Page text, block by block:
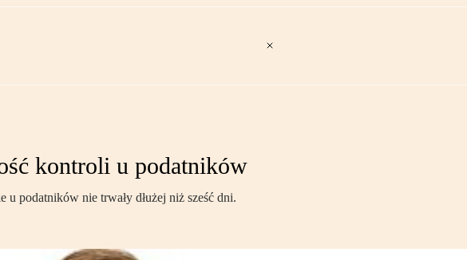
kontroli u podatników
podatników nie trwały dłużej niż sześć dni.